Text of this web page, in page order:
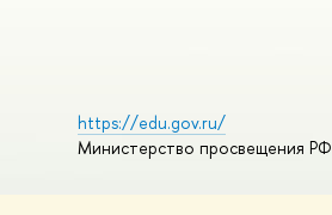
https://edu.gov.ru/
Министерство просвещения РФ